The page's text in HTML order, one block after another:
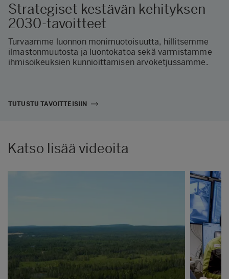
Strategiset kestävän kehityksen
2030-tavoitteet
Turvaamme luonnon monimuotoisuutta, hillitsemme
ilmastonmuutosta ja luontokatoa sekä varmistamme
ihmisoikeuksien kunnioittamisen arvoketjussamme.
TUTUSTU TAVOITTEISIIN
Katso lisää videoita